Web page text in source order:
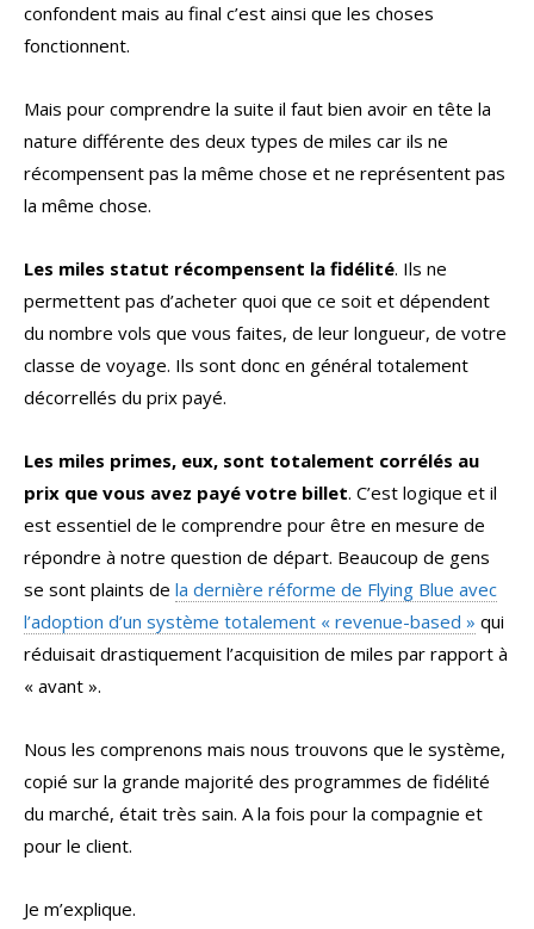
confondent mais au final c’est ainsi que les choses
fonctionnent.
Mais pour comprendre la suite il faut bien avoir en tête la
nature différente des deux types de miles car ils ne
récompensent pas la même chose et ne représentent pas
la même chose.
Les miles statut récompensent la fidélité. Ils ne
permettent pas d’acheter quoi que ce soit et dépendent
du nombre vols que vous faites, de leur longueur, de votre
classe de voyage. Ils sont donc en général totalement
décorrellés du prix payé.
Les miles primes, eux, sont totalement corrélés au
prix que vous avez payé votre billet. C’est logique et il
est essentiel de le comprendre pour être en mesure de
répondre à notre question de départ. Beaucoup de gens
se sont plaints de la dernière réforme de Flying Blue avec
l’adoption d’un système totalement « revenue-based » qui
réduisait drastiquement l’acquisition de miles par rapport à
« avant ».
Nous les comprenons mais nous trouvons que le système,
copié sur la grande majorité des programmes de fidélité
du marché, était très sain. A la fois pour la compagnie et
pour le client.
Je m’explique.